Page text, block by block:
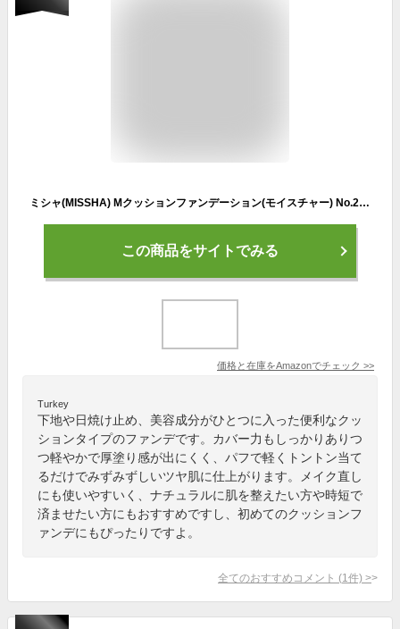
ミシャ(MISSHA) Мクッションファンデーション(モイスチャー) No.21 明るい肌色 15g
この商品をサイトでみる
価格と在庫をAmazonでチェック >>
Turkey
下地や日焼け止め、美容成分がひとつに入った便利なクッ
ションタイプのファンデです。カバー力もしっかりありつ
つ軽やかで厚塗り感が出にくく、パフで軽くトントン当て
るだけでみずみずしいツヤ肌に仕上がります。メイク直し
にも使いやすいく、ナチュラルに肌を整えたい方や時短で
済ませたい方にもおすすめですし、初めてのクッションフ
ァンデにもぴったりですよ。
全てのおすすめコメント (1 件) >